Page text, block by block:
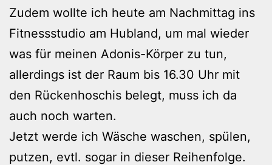
Zudem wollte ich heute am Nachmittag ins
Fitnessstudio am Hubland, um mal wieder
was für meinen Adonis-Körper zu tun,
allerdings ist der Raum bis 16.30 Uhr mit
den Rückenhoschis belegt, muss ich da
auch noch warten.
Jetzt werde ich Wäsche waschen, spülen,
putzen, evtl. sogar in dieser Reihenfolge.